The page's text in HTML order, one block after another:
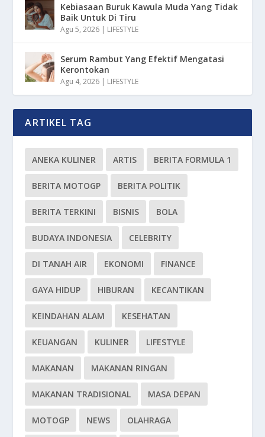
Kebiasaan Buruk Kawula Muda Yang Tidak
Baik Untuk Di Tiru
Agu 5, 2026 | LIFESTYLE
Serum Rambut Yang Efektif Mengatasi
Kerontokan
Agu 4, 2026 | LIFESTYLE
ARTIKEL TAG
ANEKA KULINER ARTIS BERITA FORMULA 1
BERITA MOTOGP BERITA POLITIK
BERITA TERKINI BISNIS BOLA
BUDAYA INDONESIA CELEBRITY
DI TANAH AIR EKONOMI FINANCE
GAYA HIDUP HIBURAN KECANTIKAN
KEINDAHAN ALAM KESEHATAN
KEUANGAN KULINER LIFESTYLE
MAKANAN MAKANAN RINGAN
MAKANAN TRADISIONAL MASA DEPAN
MOTOGP NEWS OLAHRAGA